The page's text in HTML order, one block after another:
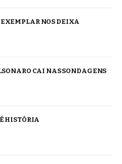
NOS DEIXA
CAI NAS SONDAGENS
HISTÓRIA